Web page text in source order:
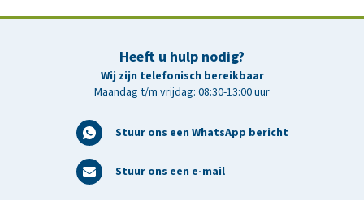
Heeft u hulp nodig?
Wij zijn telefonisch bereikbaar
Maandag t/m vrijdag: 08:30-13:00 uur
Stuur ons een WhatsApp bericht
Stuur ons een e-mail